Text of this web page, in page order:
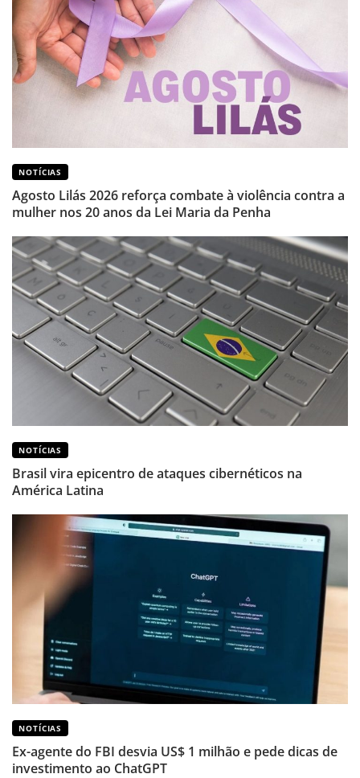
NOTÍCIAS
Agosto Lilás 2026 reforça combate à violência contra a
mulher nos 20 anos da Lei Maria da Penha
NOTÍCIAS
Brasil vira epicentro de ataques cibernéticos na
América Latina
NOTÍCIAS
Ex-agente do FBI desvia US$ 1 milhão e pede dicas de
investimento ao ChatGPT